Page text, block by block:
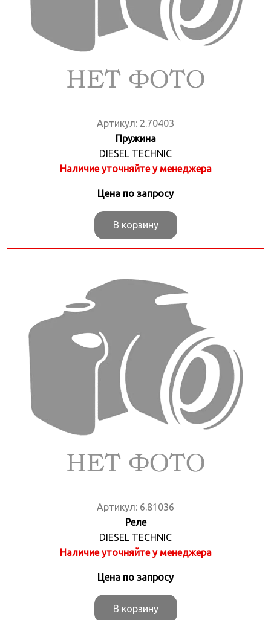
Артикул: 2.70403
Пружина
DIESEL TECHNIC
Наличие уточняйте у менеджера
Цена по запросу
В корзину
Артикул: 6.81036
Реле
DIESEL TECHNIC
Наличие уточняйте у менеджера
Цена по запросу
В корзину